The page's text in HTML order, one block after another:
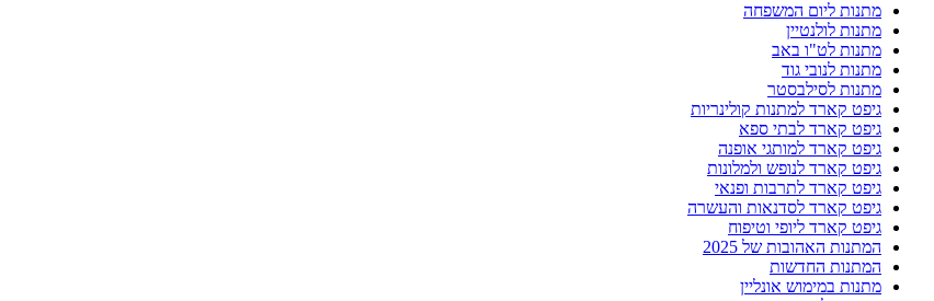
מתנות ליום המשפחה
מתנות לולנטיין
מתנות לט"ו באב
מתנות לנובי גוד
מתנות לסילבסטר
גיפט קארד למתנות קולינריות
גיפט קארד לבתי ספא
גיפט קארד למותגי אופנה
גיפט קארד לנופש ולמלונות
גיפט קארד לתרבות ופנאי
גיפט קארד לסדנאות והעשרה
גיפט קארד ליופי וטיפוח
המתנות האהובות של 2025
המתנות החדשות
מתנות במימוש אונליין